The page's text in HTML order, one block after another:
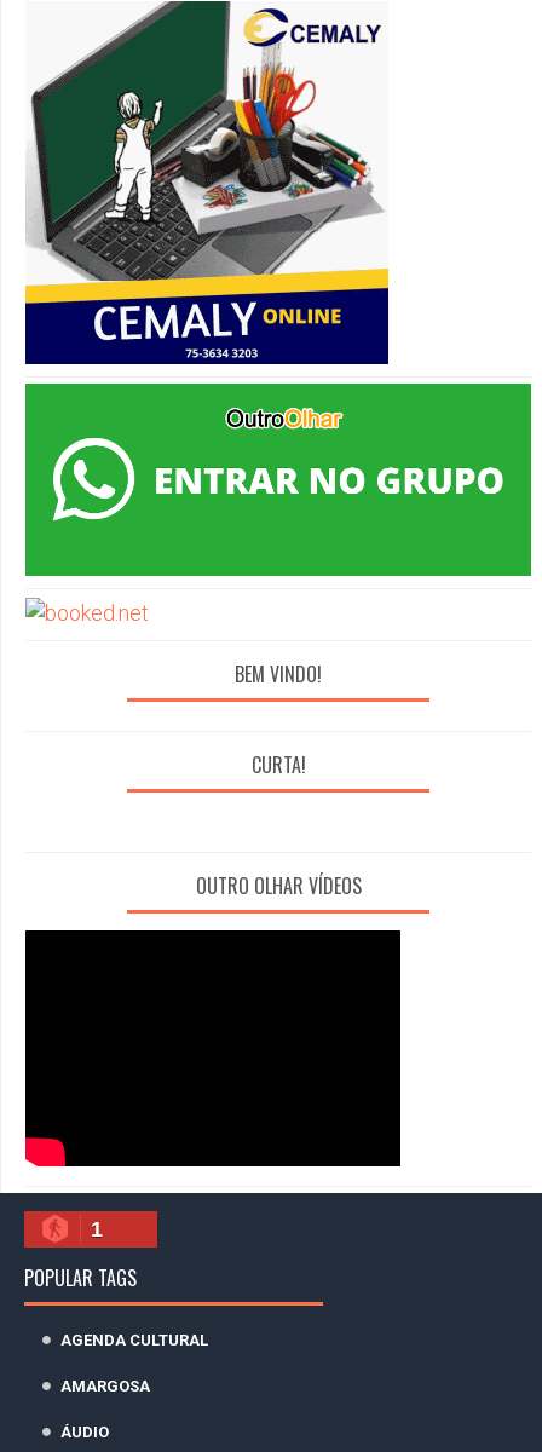
BEM VINDO!
CURTA!
OUTRO OLHAR VÍDEOS
1
POPULAR TAGS
AGENDA CULTURAL
AMARGOSA
ÁUDIO